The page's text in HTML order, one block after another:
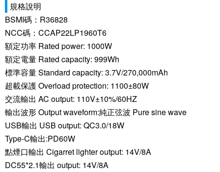
規格說明
BSMI碼：R36828
NCC碼：CCAP22LP1960T6
額定功率 Rated power: 1000W
額定電量 Rated capacity: 999Wh
標準容量 Standard capacity: 3.7V/270,000mAh
超載保護 Overload protection: 1100±80W
交流輸出 AC output: 110V±10%/60HZ
輸出波形 Output waveform:純正弦波 Pure sine wave
USB輸出 USB output: QC3.0/18W
Type-C輸出:PD60W
點煙口輸出 Cigarret lighter output: 14V/8A
DC55*2.1輸出 output: 14V/8A